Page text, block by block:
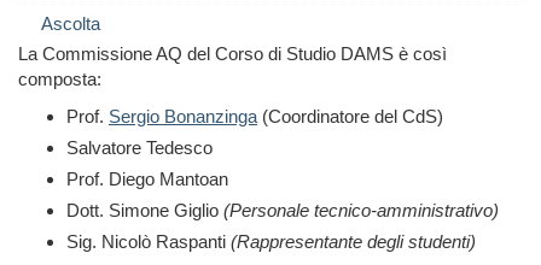
Ascolta
La Commissione AQ del Corso di Studio DAMS è così
composta:
Prof. Sergio Bonanzinga(Coordinatore del CdS)
Salvatore Tedesco
Prof. Diego Mantoan
Dott. Simone Giglio (Personale tecnico-amministrativo)
Sig. Nicolò Raspanti (Rappresentante degli studenti)